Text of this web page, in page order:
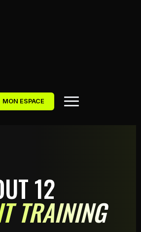
MON ESPACE
12
TRAINING